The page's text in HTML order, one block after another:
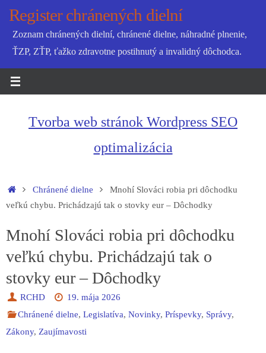
SkipRegister chránených dielní
Zoznam chránených dielní, chránené dielne, náhradné plnenie,
ŤZP, ZŤP, ťažko zdravotne postihnutý a invalidný dôchodca.
Tvorba web stránok Wordpress SEO
optimalizácia
HomeChránené dielne
Mnohí Slováci robia pri dôchodku
veľkú chybu. Prichádzajú tak o stovky eur – Dôchodky
Mnohí Slováci robia pri dôchodku
veľkú chybu. Prichádzajú tak o
stovky eur – Dôchodky
RCHD
19. mája 2026
Chránené dielne,Legislatíva,Novinky,Príspevky, Správy,
Zákony, Zaujímavosti